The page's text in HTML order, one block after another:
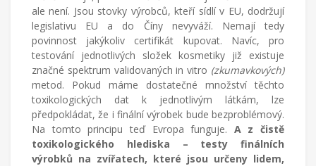
ale není. Jsou stovky výrobců, kteří sídlí v EU, dodržují
legislativu EU a do Číny nevyváží. Nemají tedy
povinnost jakýkoliv certifikát kupovat. Navíc, pro
testování jednotlivých složek kosmetiky již existuje
značné spektrum validovaných in vitro (zkumavkových)
metod. Pokud máme dostatečné množství těchto
toxikologických dat k jednotlivým látkám, lze
předpokládat, že i finální výrobek bude bezproblémový.
Na tomto principu teď Evropa funguje. A z čistě
toxikologického hlediska – testy finálních
výrobků na zvířatech, které jsou určeny lidem,